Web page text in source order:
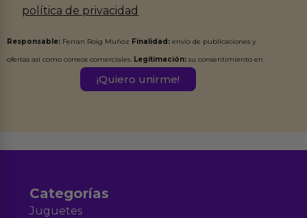
política de privacidad
Responsable: Ferran Roig Muñoz Finalidad: envío de publicaciones y
ofertas así como correos comerciales. Legitimación: su consentimiento en
Destinatarios:Ferran Roig Muñoz. Podrás ejercer tus
Categorías
Juguetes